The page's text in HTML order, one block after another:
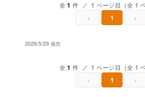
全1 件 ／ 1 ページ目（全 1 ペ
‹ 1 ›
2026/5/29 発売
全1 件 ／ 1 ページ目（全 1 ペ
‹ 1 ›